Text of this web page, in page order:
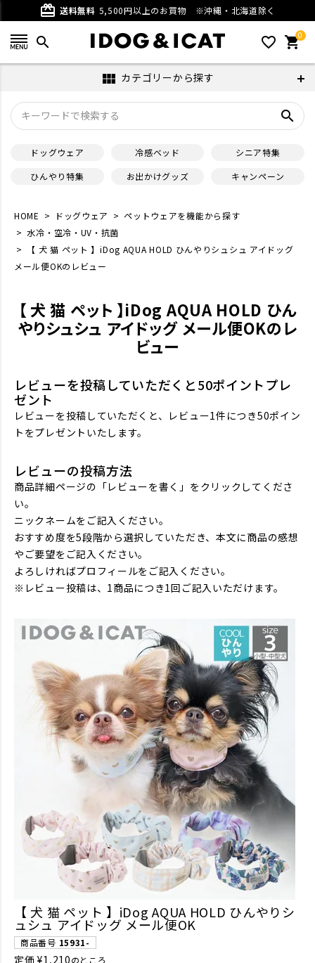
card_giftcard 送料無料 5,500円以上のお買物 ※沖縄・北海道除く
search favorite_outline 0
shopping_cart
view_module カテゴリーから探す
search
ドッグウェア 冷感ベッド
シニア特集
ひんやり特集
お出かけグッズ キャンペーン
HOME ドッグウェア
ペットウェアを機能から探す
水冷・空冷・UV・抗菌
【 犬 猫 ペット 】iDog AQUA HOLD ひんやりシュシュ アイドッグ
メール便OKのレビュー
【 犬 猫 ペット 】iDog AQUA HOLD ひん
やりシュシュ アイドッグ メール便OKのレ
ビュー
レビューを投稿していただくと50ポイントプレ
ゼント
レビューを投稿していただくと、レビュー1件につき50ポイン
トをプレゼントいたします。
レビューの投稿方法
商品詳細ページの「レビューを書く」をクリックしてくださ
い。
ニックネームをご記入ください。
おすすめ度を5段階から選択していただき、本文に商品の感想
やご要望をご記入ください。
よろしければプロフィールをご記入ください。
※レビュー投稿は、1商品につき1回ご記入いただけます。
【 犬 猫 ペット 】iDog AQUA HOLD ひんやりシ
ュシュ アイドッグ メール便OK
商品番号 15931-
定価 ¥1,210のところ